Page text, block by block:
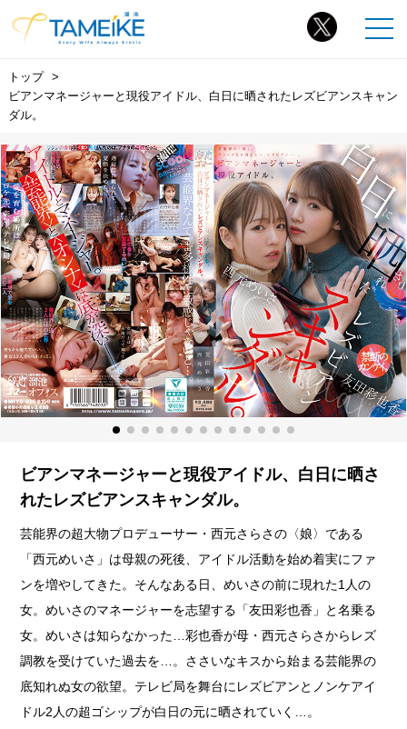
トップ
ビアンマネージャーと現役アイドル、白日に晒されたレズビアンスキャン
ダル。
ビアンマネージャーと現役アイドル、白日に晒さ
れたレズビアンスキャンダル。
芸能界の超大物プロデューサー・西元さらさの〈娘〉である
「西元めいさ」は母親の死後、アイドル活動を始め着実にファ
ンを増やしてきた。そんなある日、めいさの前に現れた1人の
女。めいさのマネージャーを志望する「友田彩也香」と名乗る
女。めいさは知らなかった…彩也香が母・西元さらさからレズ
調教を受けていた過去を…。ささいなキスから始まる芸能界の
底知れぬ女の欲望。テレビ局を舞台にレズビアンとノンケアイ
ドル2人の超ゴシップが白日の元に晒されていく…。